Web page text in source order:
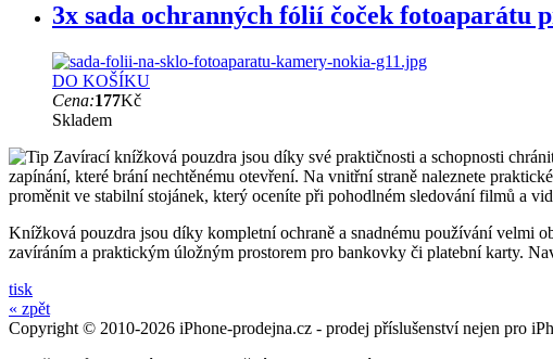
3x sada ochranných fólií čoček fotoaparátu
DO KOŠÍKU
Cena:177Kč
Skladem
Zavírací knížková pouzdra jsou díky své praktičnosti a schopnosti
zapínání, které brání nechtěnému otevření. Na vnitřní straně naleznete
proměnit ve stabilní stojánek, který oceníte při pohodlném sledování filmů a
Knížková pouzdra jsou díky kompletní ochraně a snadnému používání velmi
zavíráním a praktickým úložným prostorem pro bankovky či platební karty.
tisk
« zpět
Copyright © 2010-2026 iPhone-prodejna.cz - prodej příslušenství nejen pro